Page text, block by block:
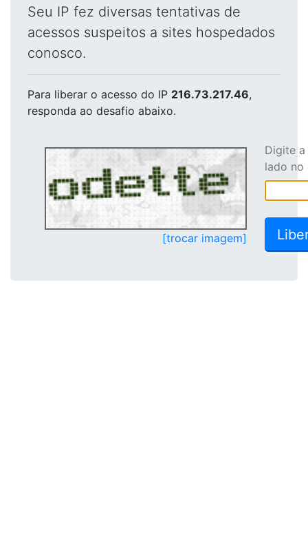
Seu IP fez diversas tentativas de
acessos suspeitos a sites hospedados
conosco.
Para liberar o acesso do IP 216.73.217.46,
responda ao desafio abaixo.
[trocar imagem]
Digite
lado no